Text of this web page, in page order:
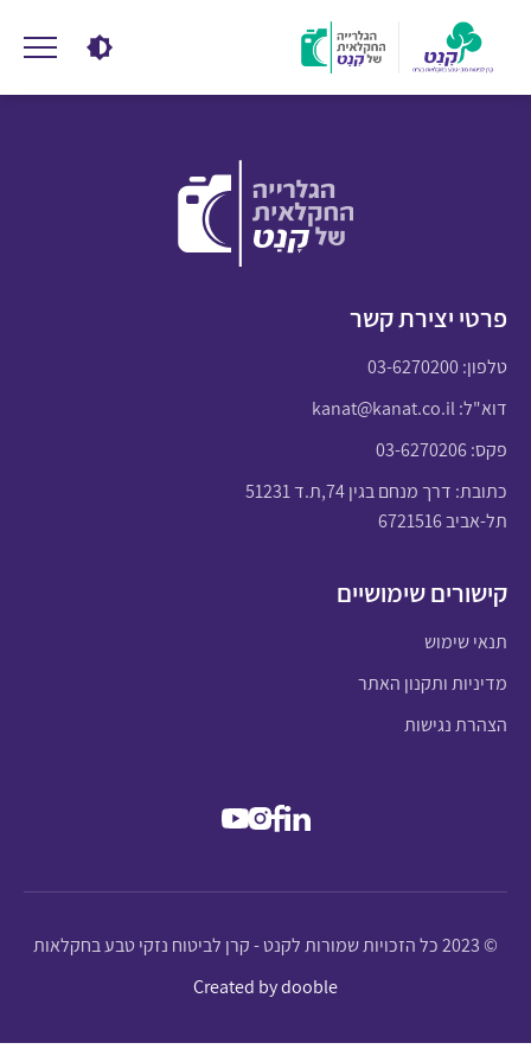
פרטי יצירת קשר
טלפון:03-6270200
דוא"ל:kanat@kanat.co.il
פקס: 03-6270206
כתובת: דרך מנחם בגין 74,ת.ד 51231
תל-אביב 6721516
קישורים שימושיים
תנאי שימוש
מדיניות ותקנון האתר
הצהרת נגישות
© 2023 כל הזכויות שמורות לקנט - קרן לביטוח נזקי טבע בחקלאות
Created by dooble